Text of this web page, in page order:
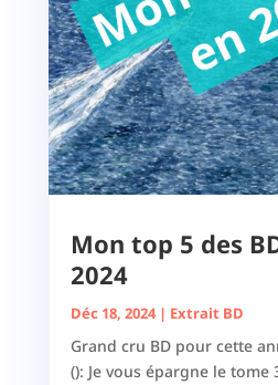
Mon top 5 des
2024
Déc 18, 2024| Extrait BD
Grand cru BD pour cette
(): Je vous épargne le tome